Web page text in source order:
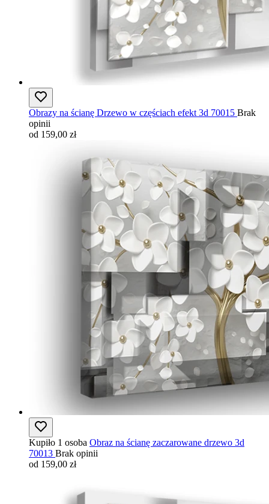
Obrazy na ścianę Drzewo w częściach efekt 3d 70015 Brak
opinii
od 159,00 zł
Kupiło 1 osoba Obraz na ścianę zaczarowane drzewo 3d
70013 Brak opinii
od 159,00 zł